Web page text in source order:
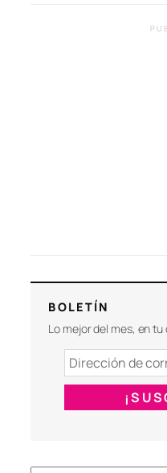
BOLETÍN
Lo mejor del mes, en tu